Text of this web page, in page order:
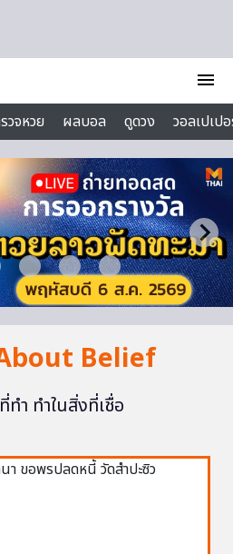
menu
วจหวย ผลบอล ดูดวง
วอลเปเป
Belief
ทำ ทำในสิ่งที่เชื่อ